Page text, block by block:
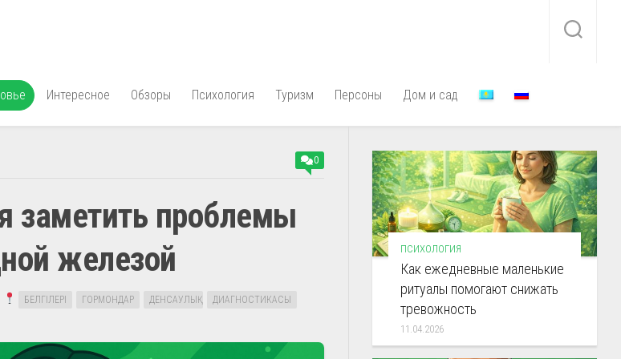
Интересное Обзоры Психология Туризм Персоны Дом и сад
0
заметить проблемы
железой
БЕЛГІЛЕРІ ГОРМОНДАР ДЕНСАУЛЫҚ
ДИАГНОСТИКАСЫ
ПСИХОЛОГИЯ
Как ежедневные маленькие
ритуалы помогают снижать
тревожность
11.04.2026